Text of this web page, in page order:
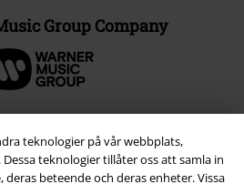
teknologier på vår webbplats,
teknologier tillåter oss att samla in
beteende och deras enheter. Vissa
Group Company